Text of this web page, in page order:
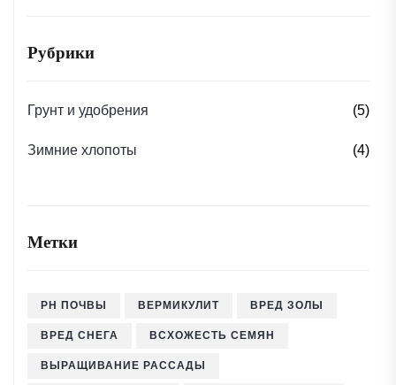
Рубрики
Грунт и удобрения (5)
Зимние хлопоты (4)
Метки
PH ПОЧВЫ ВЕРМИКУЛИТ ВРЕД ЗОЛЫ
ВРЕД СНЕГА ВСХОЖЕСТЬ СЕМЯН
ВЫРАЩИВАНИЕ РАССАДЫ